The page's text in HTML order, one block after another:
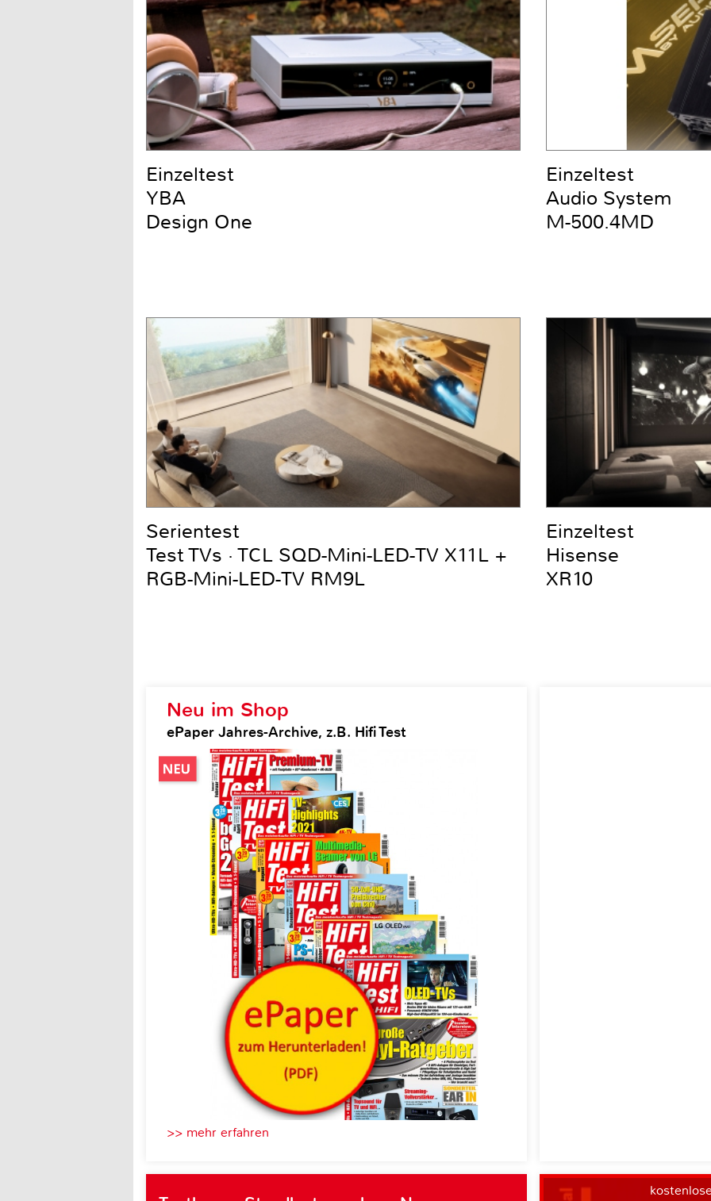
Neu im Shop
ePaper Jahres-Archive, z.B. Hifi Test
>> mehr erfahren
Einzeltest
YBA
Design One
Einzeltest
Audio System
M-500.4MD
Serientest
Test TVs · TCL SQD-Mini-LED-TV X11L +
RGB-Mini-LED-TV RM9L
Einzeltest
Hisense
XR10